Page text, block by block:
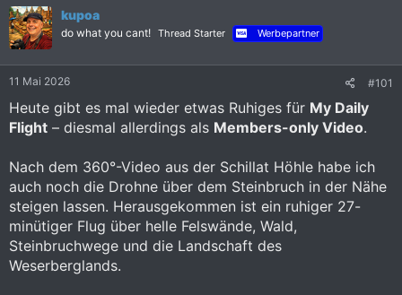
n
e
n
:
kupoa
do what you cant! Thread Starter Werbepartner
11 Mai 2026 #101
Heute gibt es mal wieder etwas Ruhiges für My Daily
Flight – diesmal allerdings als Members-only Video.
Nach dem 360°-Video aus der Schillat Höhle habe ich
auch noch die Drohne über dem Steinbruch in der Nähe
steigen lassen. Herausgekommen ist ein ruhiger 27-
minütiger Flug über helle Felswände, Wald,
Steinbruchwege und die Landschaft des
Weserberglands.